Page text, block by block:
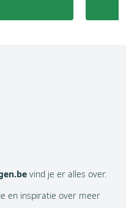
vind je er alles over.
en inspiratie over meer